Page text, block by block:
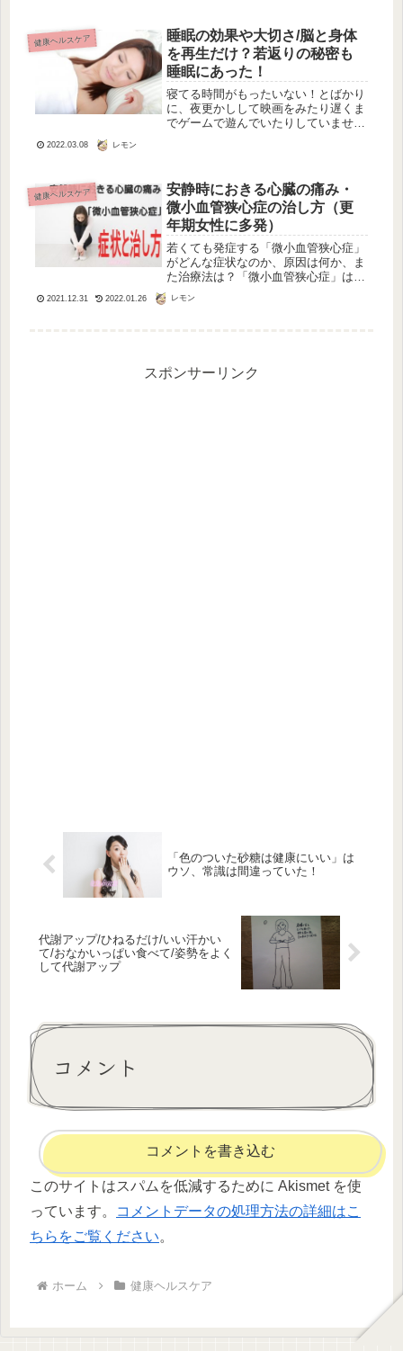
かな...
健康ヘルスケア
睡眠の効果や大切さ/脳と身体
を再生だけ？若返りの秘密も
睡眠にあった！
寝てる時間がもったいない！とばかり
に、夜更かしして映画をみたり遅くま
でゲームで遊んでいたりしていません
を与えているからです。眠るってあま
りに当...
2022.03.08 レモン
健康ヘルスケア
安静時におきる心臓の痛み・
微小血管狭心症の治し方（更
年期女性に多発）
若くても発症する「微小血管狭心症」
がどんな症状なのか、原因は何か、ま
た治療法は？「微小血管狭心症」は40
る病気です。心臓が痛いだけでなく、
2021.12.31 2022.01.26 レモン
スポンサーリンク
「色のついた砂糖は健康にいい」は
ウソ、常識は間違っていた！
代謝アップ/ひねるだけ/いい汗かい
て/おなかいっぱい食べて/姿勢をよく
して代謝アップ
コメント
コメントを書き込む
このサイトはスパムを低減するために Akismet を使
っています。
コメントデータの処理方法の詳細はこ
ちらをご覧ください。
ホーム 健康ヘルスケア